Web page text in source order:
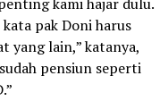
pak Doni harus
yang lain,” katanya,
pensiun seperti